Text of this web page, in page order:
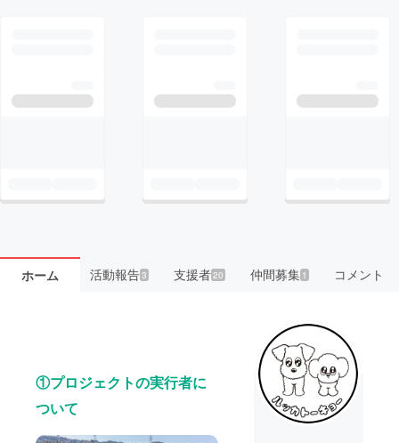
ホーム 活動報告3 支援者20 仲間募集 1 コメント
①プロジェクトの実行者に
ついて